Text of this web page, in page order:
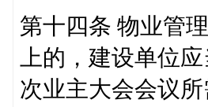
第十四条 物业管
上的，建设单位
次业主大会会议